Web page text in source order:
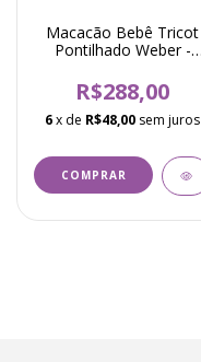
Macacão Bebê Tricot
Pontilhado Weber -
R$288,00
6x de R$48,00 sem juros
COMPRAR